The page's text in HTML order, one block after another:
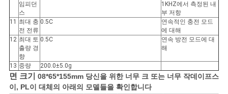
사
이
트
맵
임피던
스
1KHZ에서 측정된 내
부 저항
11 최대 충
전 전류
0.5C
연속적인 충전 모드
에 대해
12 최대 토
출량 경
향
0.5C
연속 방전 모드에 대
해
13 중량 200.0±5.0g
면 크기 08*65*155mm 당신을 위한 너무 크 또는 너무 작데이프스
이, PL이 대체의 아래의 모델들을 확인합니다